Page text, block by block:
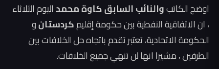
اوضح الكاتبوالنائب السابق كاوة محمد اليوم الثلاثاء
، ان الاتفاقية النفطية بين حكومة إقليمكردستانو
الحكومة الاتحادية، تعتبر تقدم باتجاه حل الخلافات بين
الطرفين ، مشيرا انها لن تنهي جميع الخلافات.